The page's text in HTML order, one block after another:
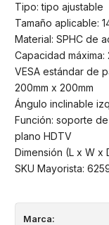
Tipo: tipo ajustable
Tamaño aplicable:
Material: SPHC de
Capacidad máxima:
VESA estándar de
200mm x 200mm
Ángulo inclinable
Función: soporte
plano HDTV
Dimensión (L x W x
SKU Mayorista:
Marca: